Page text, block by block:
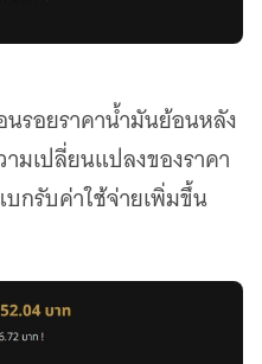
นรอยราคาน้ำมันย้อนหลัง
มเปลี่ยนแปลงของราคา
กรับค่าใช้จ่ายเพิ่มขึ้น